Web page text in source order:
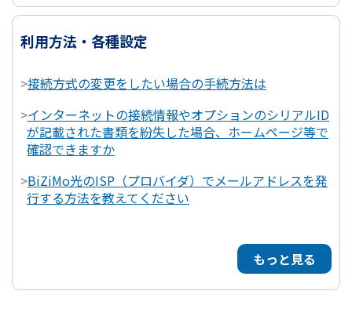
利用方法・各種設定
>接続方式の変更をしたい場合の手続方法は
>インターネットの接続情報やオプションのシリアルID
が記載された書類を紛失した場合、ホームページ等で
確認できますか
>BiZiMo光のISP（プロバイダ）でメールアドレスを発
行する方法を教えてください
もっと見る